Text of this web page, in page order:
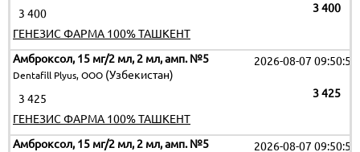
3 400
3 400
ГЕНЕЗИС ФАРМА 100% ТАШКЕНТ
Амброксол, 15 мг/2 мл, 2 мл, амп. №5
Dentafill Plyus, ООО (Узбекистан)
2026-08-07 09:50:51
3 425
3 425
ГЕНЕЗИС ФАРМА 100% ТАШКЕНТ
Амброксол, 15 мг/2 мл, 2 мл, амп. №5
2026-08-07 09:50:51